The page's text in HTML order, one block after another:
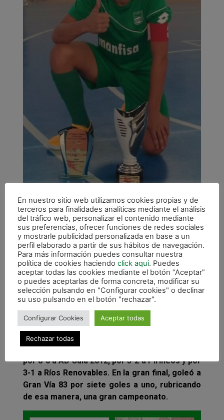
Aitor Albizu, mejor jugador del torneo.
La competición contó con la participación de
ocho equipos. Junto a los anfitriones
Monegros Sur, los también aragoneses
del Ríos Renovables Sala 10, el Pinseque,
el Gran Vía 83, el Pirineos Sagrado Corazón y
el Sala 2012, el murciano ElPozo y el navarro
ManfisaXota. En la fase de grupos, el equipo
verde entrenado por Vicente Albizu derrotó
por 8-0 a AD Sala 2012, por 3-2 a Pirineos y por
3-1 a Ríos Renovables. En la gran final, goleó a
Gran Vía 83 por siete goles a uno, rubricando
de esa manera, una gran campeonato.
En nuestro sitio web utilizamos cookies propias y de
terceros para finalidades analíticas mediante el análisis
del tráfico web, personalizar el contenido mediante
sus preferencias, ofrecer funciones de redes sociales
y mostrarle publicidad personalizada en base a un
perfil elaborado a partir de sus hábitos de navegación.
Para más información puedes consultar nuestra
política de cookies haciendo click aqui. Puedes
aceptar todas las cookies mediante el botón “Aceptar”
o puedes aceptarlas de forma concreta, modificar su
selección pulsando en "Configurar cookies" o declinar
su uso pulsando en el botón "rechazar".
Configurar Cookies Aceptar todas
Rechazar todas